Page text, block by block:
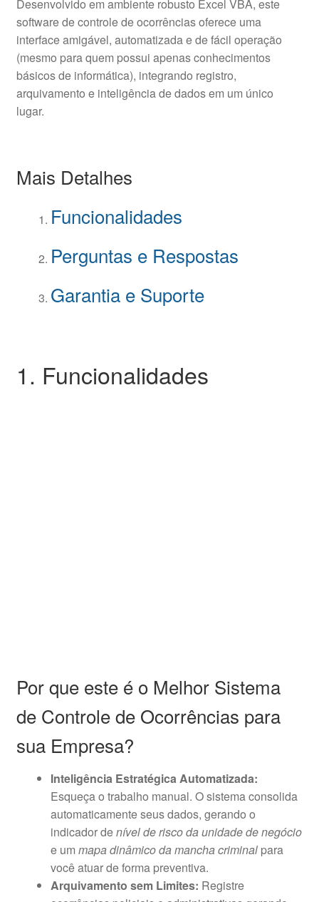
Desenvolvido em ambiente robusto Excel VBA, este
software de controle de ocorrências oferece uma
interface amigável, automatizada e de fácil operação
(mesmo para quem possui apenas conhecimentos
básicos de informática), integrando registro,
arquivamento e inteligência de dados em um único
lugar.
Mais Detalhes
Funcionalidades
Perguntas e Respostas
Garantia e Suporte
1. Funcionalidades
Por que este é o Melhor Sistema
de Controle de Ocorrências para
sua Empresa?
Inteligência Estratégica Automatizada:
Esqueça o trabalho manual. O sistema consolida
automaticamente seus dados, gerando o
indicador denível de risco da unidade de negócio
e um mapa dinâmico da mancha criminalpara
você atuar de forma preventiva.
Arquivamento sem Limites: Registre